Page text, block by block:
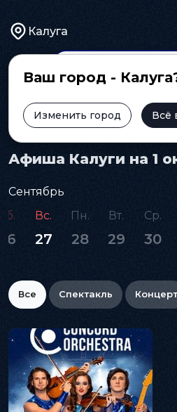
Калуга
Ваш город -
Изменить город Всё
Главная Афиша
Афиша Калуги на 1
Сентябрь
Вс.
27
Пн.
28
Вт.
29
Ср.
30
Все Спектакль Концерт